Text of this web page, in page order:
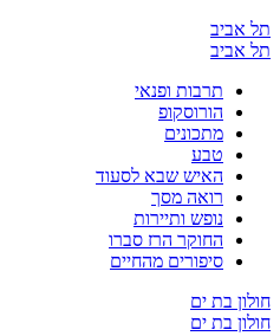
תל אביב
תל אביב
תרבות ופנאי
הורוסקופ
מתכונים
טבע
האיש שבא לסעוד
רואה מסך
נופש ותיירות
החוקר הרז סברו
סיפורים מהחיים
חולון בת ים
חולון בת ים